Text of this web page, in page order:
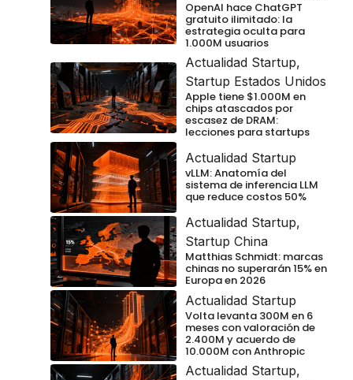
OpenAI hace ChatGPT
gratuito ilimitado: la
estrategia oculta para
1.000M usuarios
Actualidad Startup,
Startup Estados Unidos
Apple tiene $1.000M en
chips atascados por
escasez de DRAM:
lecciones para startups
Actualidad Startup
vLLM: Anatomía del
sistema de inferencia LLM
que reduce costos 50%
Actualidad Startup,
Startup China
Matthias Schmidt: marcas
chinas no superarán 15% en
Europa en 2026
Actualidad Startup
Volta levanta 300M en 6
meses con valoración de
2.400M y acuerdo de
10.000M con Anthropic
Actualidad Startup,